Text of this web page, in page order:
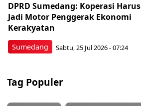
Sumedang
DPRD Sumedang: Koperasi Harus
Jadi Motor Penggerak Ekonomi
Kerakyatan
Sabtu, 25 Jul 2026 - 07:24
Tag Populer